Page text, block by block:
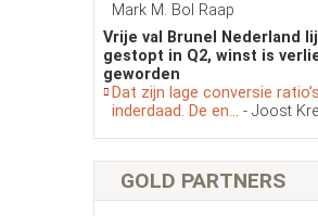
Mark M. Bol Raap
Vrije val Brunel Nederland
gestopt in Q2, winst is
geworden
Dat zijn lage conversie ratio’s
inderdaad. De en... - Joost
GOLD PARTNERS